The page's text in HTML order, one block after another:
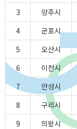
3
양주시
4
군포시
5
오산시
6
이천시
7
안성시
8
구리시
9
의왕시